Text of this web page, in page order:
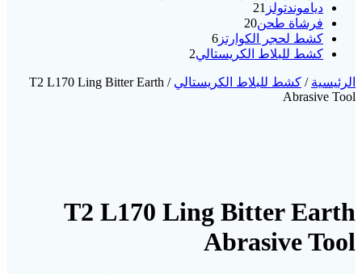
دياموندتولز 21
منتج فرشاة طحن20
منتج
كشط لحجر الكوارتز 6
6
منتجاتكشط للبلاط الكريستالي2
الرئيسية / كشط للبلاط الكريستالي
/ T2 L170 Ling Bitter Earth
Abrasive Tool
T2 L170 Ling Bitter Earth
Abrasive Tool